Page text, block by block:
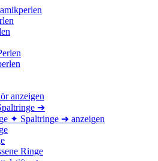
anzeigen
➔
✦ Spaltringe ➔ anzeigen
Ringe